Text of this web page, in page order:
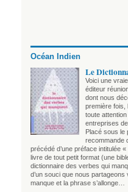
Océan Indien
Le
Voici une
éditeur
dont nous
première fois,
toute attention
entreprises
Placé sous le
recommande
précédé d’une préface intitulée
livre de tout petit format (une
dictionnaire des verbes qui
d’un souci que nous
manque et la phrase s’allonge…